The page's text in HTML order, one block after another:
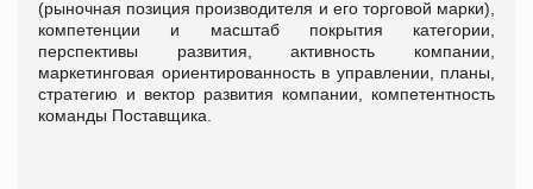
(рыночная позиция производителя и его торговой марки),
компетенции и масштаб покрытия категории,
перспективы развития, активность компании,
маркетинговая ориентированность в управлении, планы,
стратегию и вектор развития компании, компетентность
команды Поставщика.